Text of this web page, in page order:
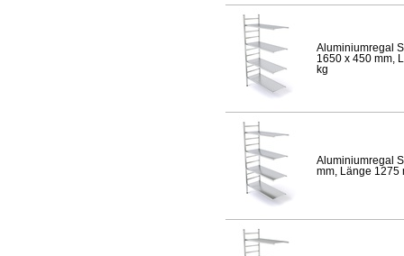
Aluminiumregal
1650 x 450 mm,
kg
Aluminiumregal
mm, Länge 1275